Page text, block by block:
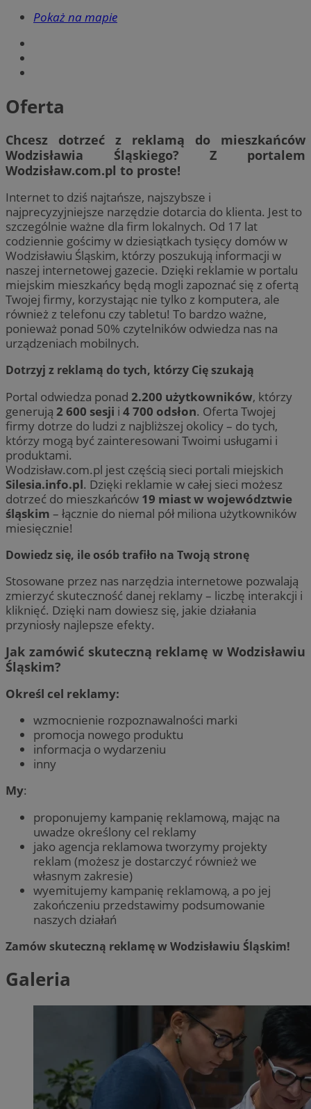
Pokaż na mapie
Oferta
Chcesz dotrzeć z reklamą do mieszkańców
Wodzisławia Śląskiego? Z portalem
Wodzisław.com.pl to proste!
Internet to dziś najtańsze, najszybsze i
najprecyzyjniejsze narzędzie dotarcia do klienta. Jest to
szczególnie ważne dla firm lokalnych. Od 17 lat
codziennie gościmy w dziesiątkach tysięcy domów w
Wodzisławiu Śląskim, którzy poszukują informacji w
naszej internetowej gazecie. Dzięki reklamie w portalu
miejskim mieszkańcy będą mogli zapoznać się z ofertą
Twojej firmy, korzystając nie tylko z komputera, ale
również z telefonu czy tabletu! To bardzo ważne,
ponieważ ponad 50% czytelników odwiedza nas na
urządzeniach mobilnych.
Dotrzyj z reklamą do tych, którzy Cię szukają
Portal odwiedza ponad 2.200 użytkowników, którzy
generują 2 600 sesji i 4 700 odsłon. Oferta Twojej
firmy dotrze do ludzi z najbliższej okolicy – do tych,
którzy mogą być zainteresowani Twoimi usługami i
produktami.
Wodzisław.com.pl jest częścią sieci portali miejskich
Silesia.info.pl. Dzięki reklamie w całej sieci możesz
dotrzeć do mieszkańców 19 miast w województwie
śląskim – łącznie do niemal pół miliona użytkowników
miesięcznie!
Dowiedz się, ile osób trafiło na Twoją stronę
Stosowane przez nas narzędzia internetowe pozwalają
zmierzyć skuteczność danej reklamy – liczbę interakcji i
kliknięć. Dzięki nam dowiesz się, jakie działania
przyniosły najlepsze efekty.
Jak zamówić skuteczną reklamę w Wodzisławiu
Śląskim?
Określ cel reklamy:
wzmocnienie rozpoznawalności marki
promocja nowego produktu
informacja o wydarzeniu
inny
My:
proponujemy kampanię reklamową, mając na
uwadze określony cel reklamy
jako agencja reklamowa tworzymy projekty
reklam (możesz je dostarczyć również we
własnym zakresie)
wyemitujemy kampanię reklamową, a po jej
zakończeniu przedstawimy podsumowanie
naszych działań
Zamów skuteczną reklamę w Wodzisławiu Śląskim!
Galeria